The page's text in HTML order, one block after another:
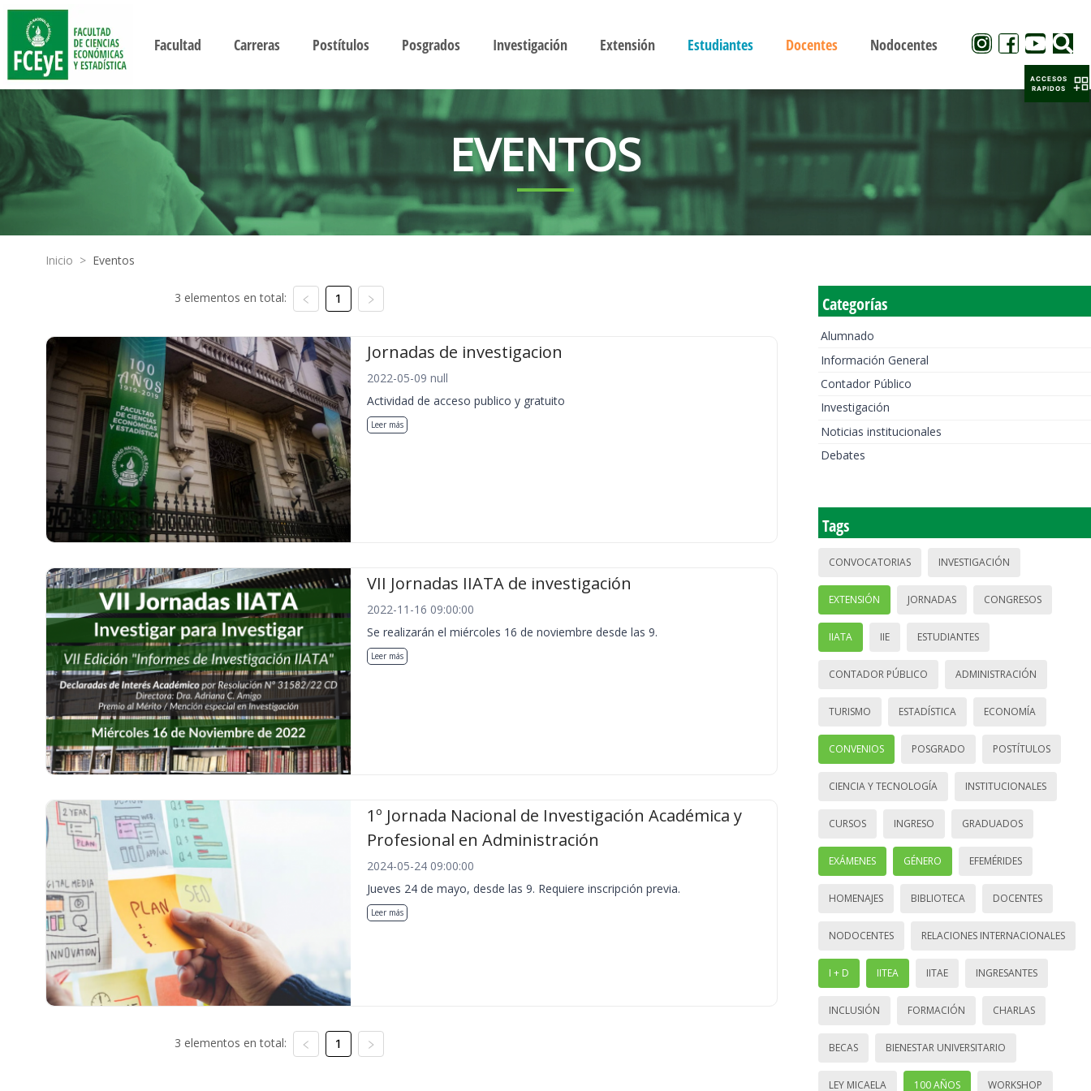
Facultad Carreras Postítulos Posgrados Investigación Extensión Estudiantes Docentes Nodocentes
EVENTOS
Inicio > Eventos
3 elementos en total: 1
Jornadas de investigacion
2022-05-09 null
Actividad de acceso publico y gratuito
Leer más
VII Jornadas IIATA de investigación
2022-11-16 09:00:00
Se realizarán el miércoles 16 de noviembre desde las 9.
Leer más
1º Jornada Nacional de Investigación Académica y
Profesional en Administración
2024-05-24 09:00:00
Jueves 24 de mayo, desde las 9. Requiere inscripción previa.
Leer más
3 elementos en total: 1
Categorías
Alumnado
Información General
Contador Público
Investigación
Noticias institucionales
Debates
Tags
CONVOCATORIAS INVESTIGACIÓN
EXTENSIÓN JORNADAS CONGRESOS
IIATA IIE ESTUDIANTES
CONTADOR PÚBLICO ADMINISTRACIÓN
TURISMO ESTADÍSTICA ECONOMÍA
CONVENIOS POSGRADO POSTÍTULOS
CIENCIA Y TECNOLOGÍA INSTITUCIONALES
CURSOS INGRESO GRADUADOS
EXÁMENES GÉNERO EFEMÉRIDES
HOMENAJES BIBLIOTECA DOCENTES
NODOCENTES RELACIONES INTERNACIONALES
I + D IITEA IITAE INGRESANTES
INCLUSIÓN FORMACIÓN CHARLAS
BECAS BIENESTAR UNIVERSITARIO
LEY MICAELA 100 AÑOS WORKSHOP
ACCESOS
RAPIDOS